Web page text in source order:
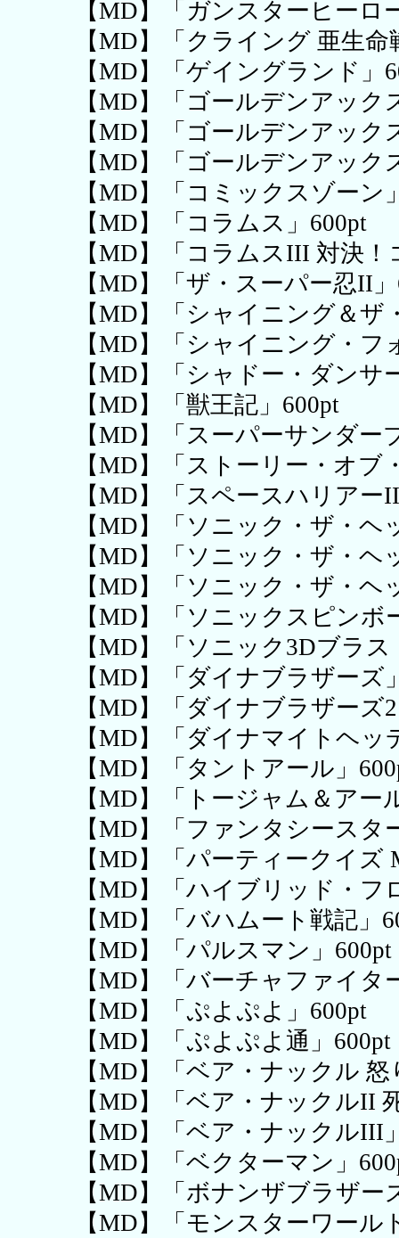
【MD】「ガンスターヒーロ
【MD】「クライング 亜生命
【MD】「ゲイングランド」
【MD】「ゴールデンアック
【MD】「ゴールデンアック
【MD】「ゴールデンアック
【MD】「コミックスゾーン
【MD】「コラムス」600pt
【MD】「コラムスIII 対決
【MD】「ザ・スーパー忍II
【MD】「シャイニング＆ザ
【MD】「シャイニング・フ
【MD】「シャドー・ダンサ
【MD】「獣王記」600pt
【MD】「スーパーサンダー
【MD】「ストーリー・オブ
【MD】「スペースハリアー
【MD】「ソニック・ザ・ヘ
【MD】「ソニック・ザ・ヘ
【MD】「ソニック・ザ・ヘ
【MD】「ソニックスピンボ
【MD】「ソニック3Dブラス
【MD】「ダイナブラザーズ
【MD】「ダイナブラザーズ
【MD】「ダイナマイトヘッ
【MD】「タントアール」
【MD】「トージャム＆アー
【MD】「ファンタシース
【MD】「パーティークイズ
【MD】「ハイブリッド・フ
【MD】「バハムート戦記」
【MD】「パルスマン」600pt
【MD】「バーチャファイタ
【MD】「ぷよぷよ」600pt
【MD】「ぷよぷよ通」600pt
【MD】「ベア・ナックル
【MD】「ベア・ナックルII
【MD】「ベア・ナックルIII
【MD】「ベクターマン」
【MD】「ボナンザブラザー
【MD】「モンスターワール